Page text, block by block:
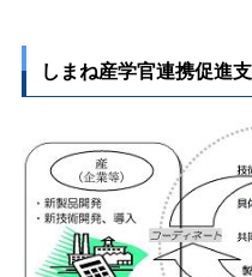
しまね産学官連携促進